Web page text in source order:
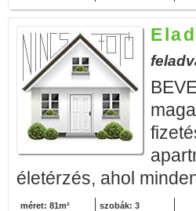
életérzés, ahol
méret: 81m² szobák: 3